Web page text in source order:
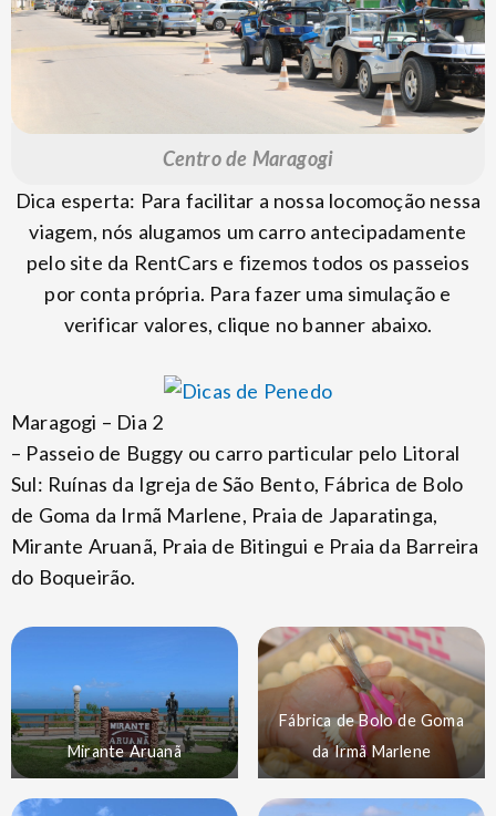
Centro de Maragogi
Dica esperta: Para facilitar a nossa locomoção nessa
viagem, nós alugamos um carro antecipadamente
pelo site da RentCars e fizemos todos os passeios
por conta própria. Para fazer uma simulação e
verificar valores, clique no banner abaixo.
Maragogi – Dia 2
– Passeio de Buggy ou carro particular pelo Litoral
Sul: Ruínas da Igreja de São Bento, Fábrica de Bolo
de Goma da Irmã Marlene, Praia de Japaratinga,
Mirante Aruanã, Praia de Bitingui e Praia da Barreira
do Boqueirão.
Mirante Aruanã
Fábrica de Bolo de Goma
da Irmã Marlene